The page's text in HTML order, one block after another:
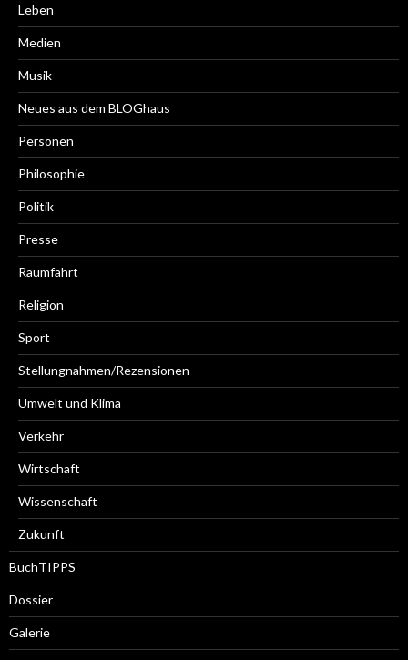
Leben
Medien
Musik
Neues aus dem BLOGhaus
Personen
Philosophie
Politik
Presse
Raumfahrt
Religion
Sport
Stellungnahmen/Rezensionen
Umwelt und Klima
Verkehr
Wirtschaft
Wissenschaft
Zukunft
BuchTIPPS
Dossier
Galerie